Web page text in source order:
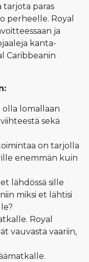
tarjota paras
perheelle. Royal
ja
kanta-
Caribbeanin
olla lomallaan
sekä
on tarjolla
enemmän kuin
lähdössä sille
miksi et lähtisi
Royal
vauvasta vaariin,